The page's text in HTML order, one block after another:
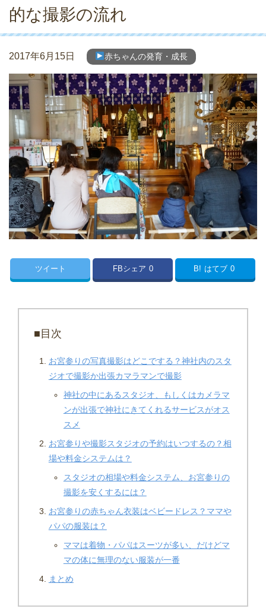
的な撮影の流れ
2017年6月15日 赤ちゃんの発育・成長
ツイート FBシェア 0 B! はてブ 0
■目次
お宮参りの写真撮影はどこでする？神社内のスタ
ジオで撮影か出張カマラマンで撮影
神社の中にあるスタジオ、もしくはカメラマ
ンが出張で神社にきてくれるサービスがオス
スメ
お宮参りや撮影スタジオの予約はいつするの？相
場や料金システムは？
スタジオの相場や料金システム、お宮参りの
撮影を安くするには？
お宮参りの赤ちゃん衣装はベビードレス？ママや
パパの服装は？
ママは着物・パパはスーツが多い、だけどマ
マの体に無理のない服装が一番
まとめ